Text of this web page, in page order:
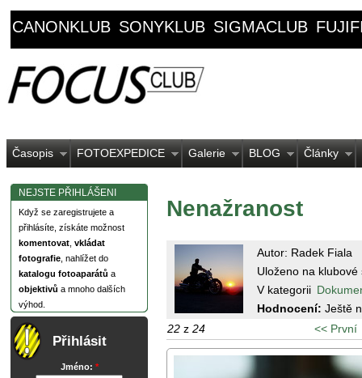
CANONKLUB SONYKLUB SIGMACLUB
Časopis FOTOEXPEDICE Galerie BLOG Články
NEJSTE PŘIHLÁŠENI
Když se zaregistrujete a
přihlásíte, získáte možnost
komentovat vkládat
fotografie , nahlížet do
katalogu fotoaparátů a
objektivů a mnoho dalších
výhod.
Přihlásit
Jméno: *
Nenažranost
Autor: Radek Fiala
Uloženo na klubové
V kategorii
Hodnocení: Ještě
22 z 24 << První